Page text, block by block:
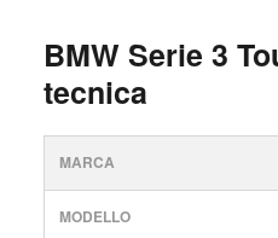
BMW Serie 3 Touring
tecnica
MARCA
MODELLO